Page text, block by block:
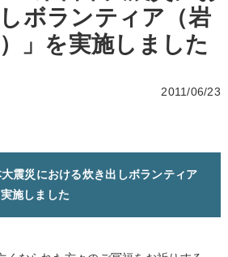
ボランティア（岩
」を実施しました
2011/06/23
震災における炊き出しボランティア
施しました